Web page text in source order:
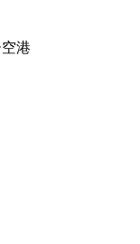
港